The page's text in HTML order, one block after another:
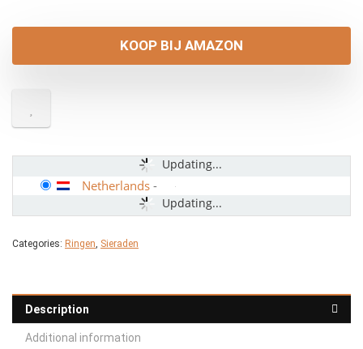
KOOP BIJ AMAZON
Updating...
Updating...
Netherlands -
Categories: Ringen, Sieraden
Description
Additional information